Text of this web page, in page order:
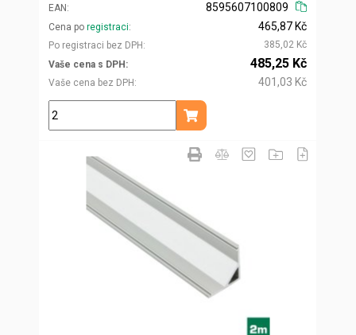
EAN
8595607100809
Cena po registraci
Po registraci bez DPH
465,87 Kč
385,02 Kč
Vaše cena s DPH
Vaše cena bez DPH
485,25 Kč
401,03 Kč
m
Přidat do košíku